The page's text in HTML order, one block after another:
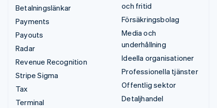
Betalningslänkar
Payments
Payouts
Radar
Revenue Recognition
Stripe Sigma
Tax
Terminal
och fritid
Försäkringsbolag
Media och
underhållning
Ideella organisationer
Professionella tjänster
Offentlig sektor
Detaljhandel